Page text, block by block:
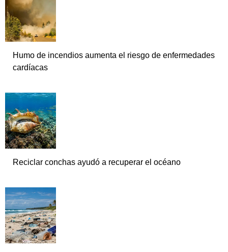
Humo de incendios aumenta el riesgo de enfermedades
cardíacas
Reciclar conchas ayudó a recuperar el océano